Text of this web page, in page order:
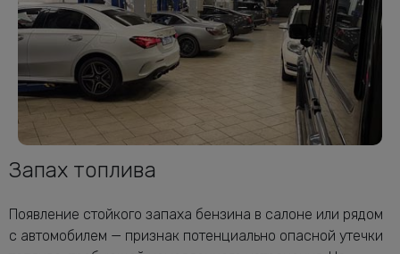
Запах топлива
Появление стойкого запаха бензина в салоне или рядом
с автомобилем — признак потенциально опасной утечки